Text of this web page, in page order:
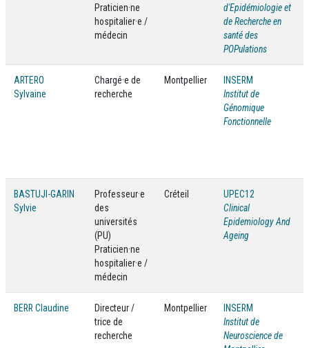
Praticien·ne
hospitalier·e /
médecin
d'Epidémiologie et
de Recherche en
santé des
POPulations
ARTERO
Sylvaine
Chargé·e de
recherche
Montpellier
INSERM
Institut de
Génomique
Fonctionnelle
BASTUJI-GARIN
Sylvie
Professeur·e
des
universités
(PU)
Praticien·ne
hospitalier·e /
médecin
Créteil
UPEC12
Clinical
Epidemiology And
Ageing
BERR Claudine
Directeur /
trice de
recherche
Montpellier
INSERM
Institut de
Neuroscience de